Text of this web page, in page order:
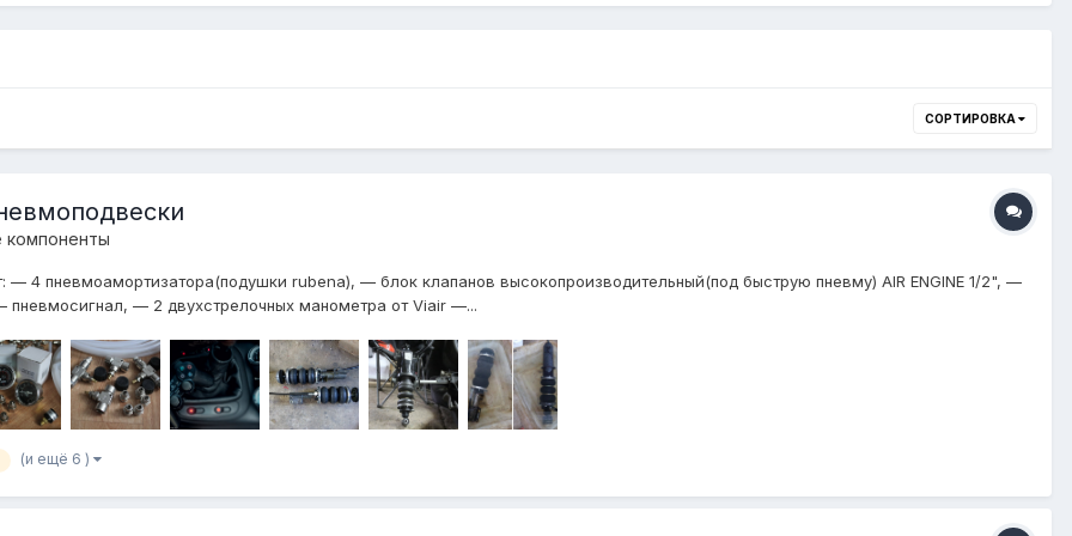
СОРТИРОВКА
— 4 пневмоамортизатора(подушки rubena), — блок клапанов высокопроизводительный(под быструю пневму) AIR ENGINE 1/2", —
пневмосигнал, — 2 двухстрелочных манометра от Viair —...
(и ещё 6 )